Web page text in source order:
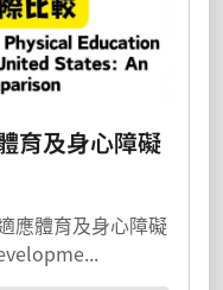
育及身心障礙
應體育及身心障礙